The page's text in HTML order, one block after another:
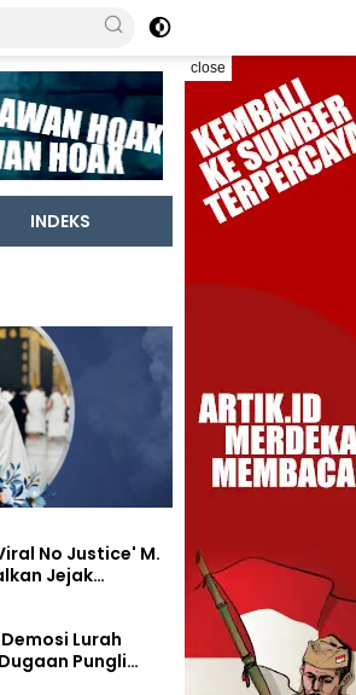
close
INDEKS
No Justice' M.
Jejak
Lurah
Pungli